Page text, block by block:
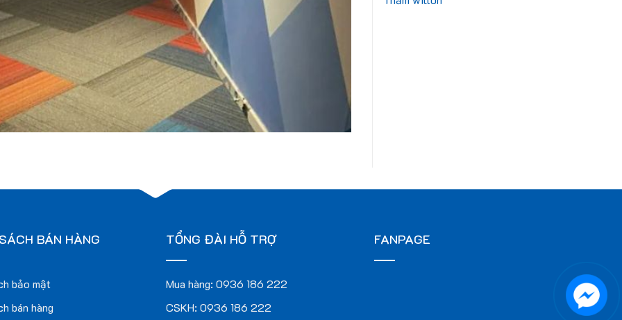
BÁN HÀNG
bảo mật
bán hàng
TỔNG ĐÀI HỖ TRỢ
Mua hàng: 0936 186 222
CSKH: 0936 186 222
FANPAGE